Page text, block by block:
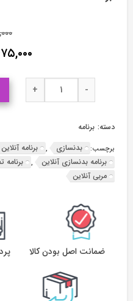
-
برنامه بدنسازی عدد
+
دسته: برنامه
برچسب: بدنسازی , برنامه آنلاین
برنامه بدنسازی آنلاین , برنامه
مربی آنلاین
ضمانت اصل بودن کالا